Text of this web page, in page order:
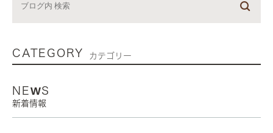
CATEGORY カテゴリー
NEWS
新着情報